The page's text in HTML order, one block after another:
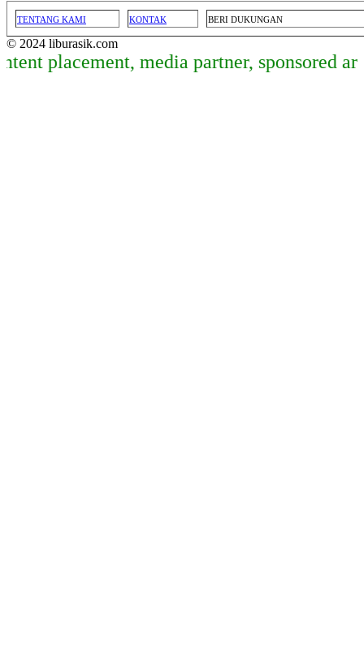
TENTANG KAMI KONTAK BERI DUKUNGAN
© 2024 liburasik.com
media partner, sponsored article,